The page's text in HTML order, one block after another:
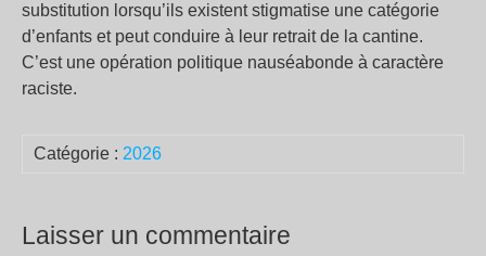
substitution lorsqu’ils existent stigmatise une catégorie
d’enfants et peut conduire à leur retrait de la cantine.
C’est une opération politique nauséabonde à caractère
raciste.
Catégorie : 2026
Laisser un commentaire